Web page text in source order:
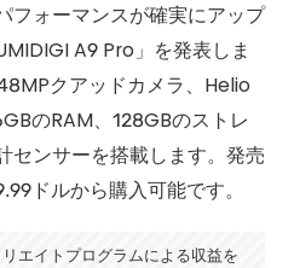
フォーマンスが確実にアップ
A9 Pro」を発表しま
クアッドカメラ、Helio
のRAM、128GBのストレ
センサーを搭載します。発売
ドルから購入可能です。
エイトプログラムによる収益を